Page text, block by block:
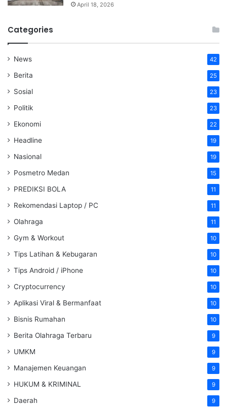
April 18, 2026
Categories
News 42
Berita 25
Sosial 23
Politik 23
Ekonomi 22
Headline 19
Nasional 19
Posmetro Medan 15
PREDIKSI BOLA 11
Rekomendasi Laptop / PC 11
Olahraga 11
Gym & Workout 10
Tips Latihan & Kebugaran 10
Tips Android / iPhone 10
Cryptocurrency 10
Aplikasi Viral & Bermanfaat 10
Bisnis Rumahan 10
Berita Olahraga Terbaru 9
UMKM 9
Manajemen Keuangan 9
HUKUM & KRIMINAL 9
Daerah 9